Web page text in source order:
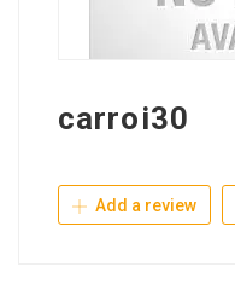
carroi30
Add a review